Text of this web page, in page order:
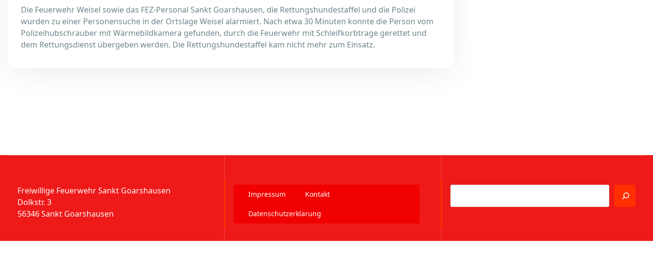
Die Feuerwehr Weisel sowie das FEZ-Personal Sankt Goarshausen, die Rettungshundestaffel und die Polizei
wurden zu einer Personensuche in der Ortslage Weisel alarmiert. Nach etwa 30 Minuten konnte die Person vom
Polizeihubschrauber mit Wärmebildkamera gefunden, durch die Feuerwehr mit Schleifkorbtrage gerettet und
dem Rettungsdienst übergeben werden. Die Rettungshundestaffel kam nicht mehr zum Einsatz.
Freiwillige Feuerwehr Sankt Goarshausen
Dolkstr. 3
56346 Sankt Goarshausen
Impressum Kontakt
Datenschutzerklärung